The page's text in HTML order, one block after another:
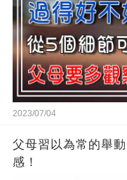
2023/07/04
父母習以為常的舉
感！